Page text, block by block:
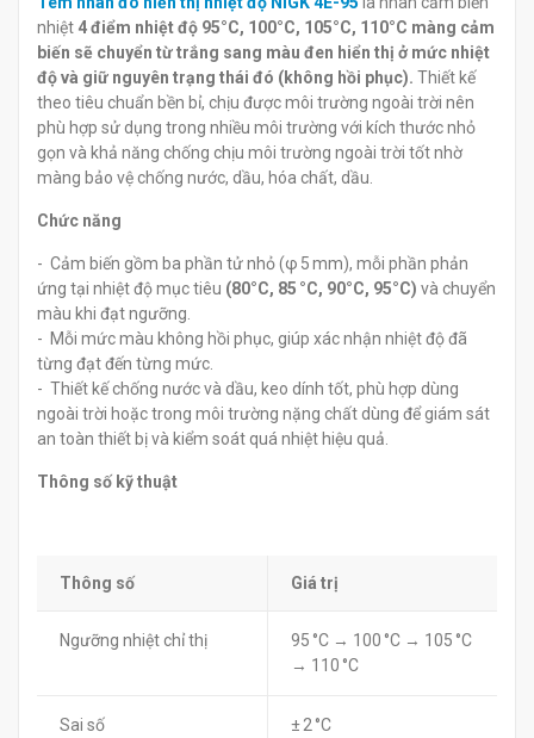
nhiệt 4 điểm nhiệt độ 95°C, 100°C, 105°C, 110°C màng cảm
biến sẽ chuyển từ trắng sang màu đen hiển thị ở mức nhiệt
độ và giữ nguyên trạng thái đó (không hồi phục). Thiết kế
theo tiêu chuẩn bền bỉ, chịu được môi trường ngoài trời nên
phù hợp sử dụng trong nhiều môi trường với kích thước nhỏ
gọn và khả năng chống chịu môi trường ngoài trời tốt nhờ
màng bảo vệ chống nước, dầu, hóa chất, dầu.
Chức năng
- Cảm biến gồm ba phần tử nhỏ (φ 5 mm), mỗi phần phản
ứng tại nhiệt độ mục tiêu (80°C, 85 °C, 90°C, 95°C) và chuyển
màu khi đạt ngưỡng.
- Mỗi mức màu không hồi phục, giúp xác nhận nhiệt độ đã
từng đạt đến từng mức.
- Thiết kế chống nước và dầu, keo dính tốt, phù hợp dùng
ngoài trời hoặc trong môi trường nặng chất dùng để giám sát
an toàn thiết bị và kiểm soát quá nhiệt hiệu quả.
Thông số kỹ thuật
Thông số Giá trị
Ngưỡng nhiệt chỉ thị
95 °C → 100 °C → 105 °C
→ 110 °C
Sai số ± 2 °C